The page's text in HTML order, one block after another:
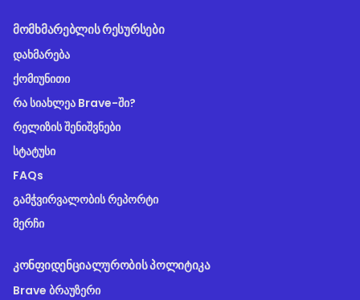
ᲛᲝᲛᲮᲛᲐᲠᲔᲑᲚᲘᲡ ᲠᲔᲡᲣᲠᲡᲔᲑᲘ
დახმარება
ქომიუნითი
რა სიახლეა Brave-ში?
რელიზის შენიშვნები
სტატუსი
FAQs
გამჭვირვალობის რეპორტი
მერჩი
ᲙᲝᲜᲤᲘᲓᲔᲜᲪᲘᲐᲚᲣᲠᲝᲑᲘᲡ ᲞᲝᲚᲘᲢᲘᲙᲐ
Brave ბრაუზერი